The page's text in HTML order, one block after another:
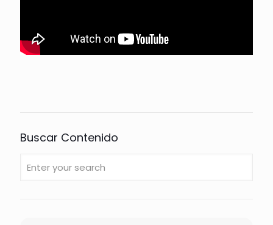
Buscar Contenido